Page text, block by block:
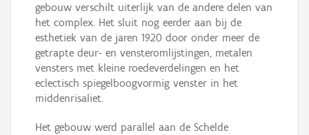
gebouw verschilt uiterlijk van de andere delen van
het complex. Het sluit nog eerder aan bij de
esthetiek van de jaren 1920 door onder meer de
getrapte deur- en vensteromlijstingen, metalen
vensters met kleine roedeverdelingen en het
eclectisch spiegelboogvormig venster in het
middenrisaliet.
Het gebouw werd parallel aan de Schelde